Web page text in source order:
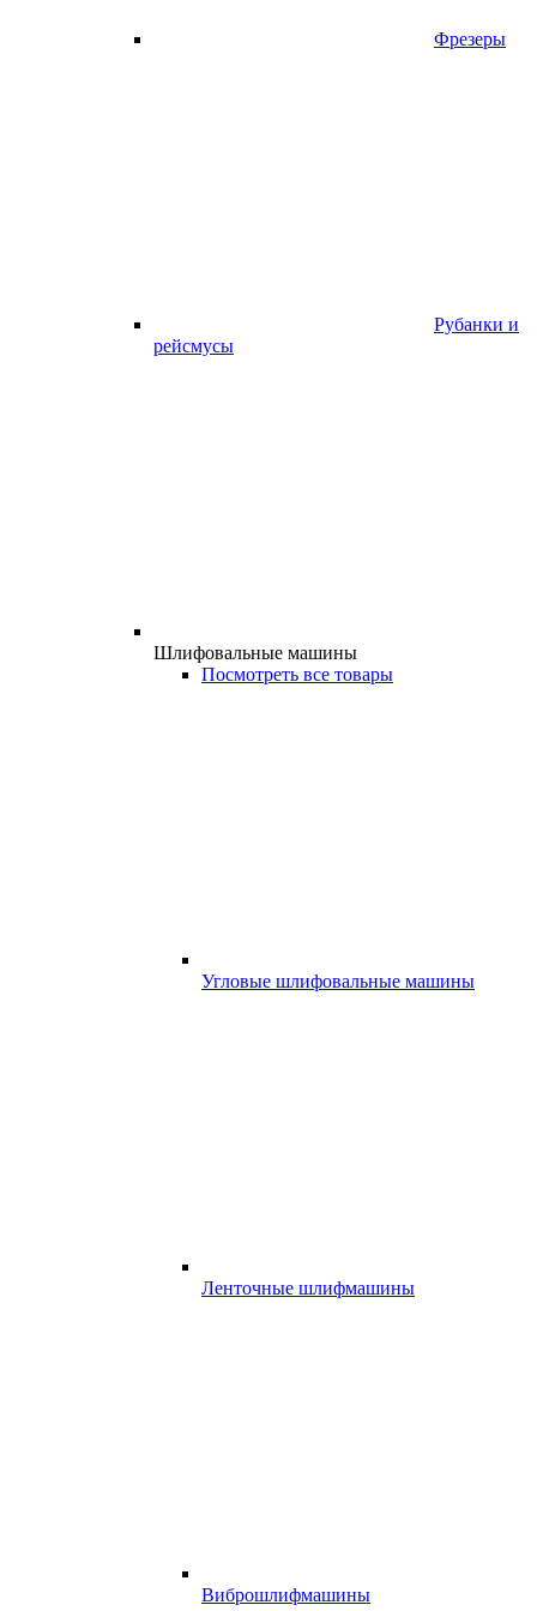
Фрезеры
Рубанки и
рейсмусы
Шлифовальные машины
Посмотреть все товары
Угловые шлифовальные машины
Ленточные шлифмашины
Виброшлифмашины